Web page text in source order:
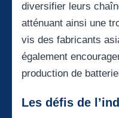
diversifier leurs
atténuant ainsi une
vis des fabricants
également
production de
Les défis de